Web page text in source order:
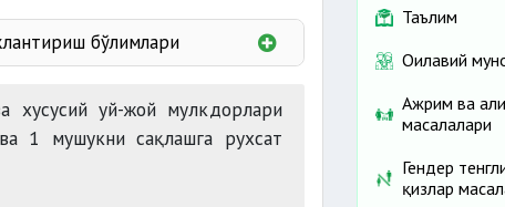
бўлимлари
хусусий уй-жой мулкдорлари
1 мушукни сақлашга рухсат
Таълим
Оилавий
Ажрим ва
масалалари
Гендер
қизлар